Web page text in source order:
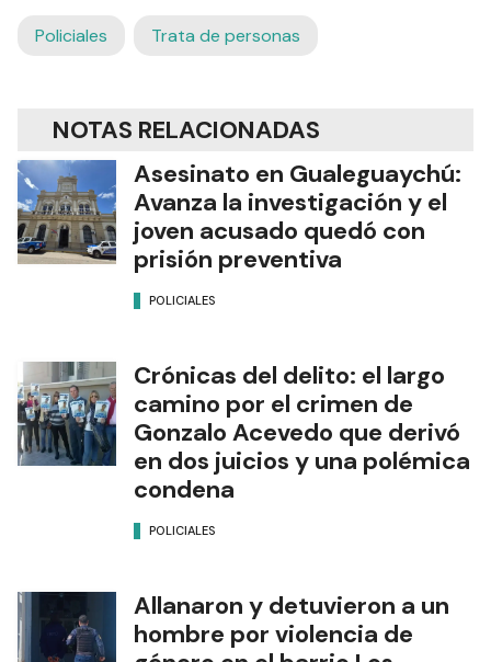
Policiales Trata de personas
NOTAS RELACIONADAS
Asesinato en Gualeguaychú:
Avanza la investigación y el
joven acusado quedó con
prisión preventiva
POLICIALES
Crónicas del delito: el largo
camino por el crimen de
Gonzalo Acevedo que derivó
en dos juicios y una polémica
condena
POLICIALES
Allanaron y detuvieron a un
hombre por violencia de